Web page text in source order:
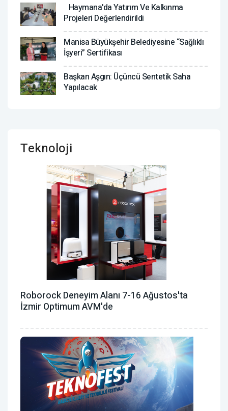
Haymana'da Yatırım Ve Kalkınma
Projeleri Değerlendirildi
Manisa Büyükşehir Belediyesine “Sağlıklı
İşyeri” Sertifikası
Başkan Aşgın: Üçüncü Sentetik Saha
Yapılacak
Teknoloji
Roborock Deneyim Alanı 7-16 Ağustos'ta
İzmir Optimum AVM'de